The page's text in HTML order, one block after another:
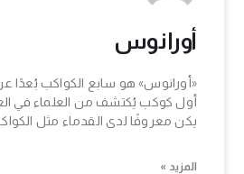
أورانوس
«أورانوس» هو سابع الكواكب بُعدًا
أول كوكب يُكتشف من العلماء في
يكن معروفًا لدى القدماء مثل
المزيد »